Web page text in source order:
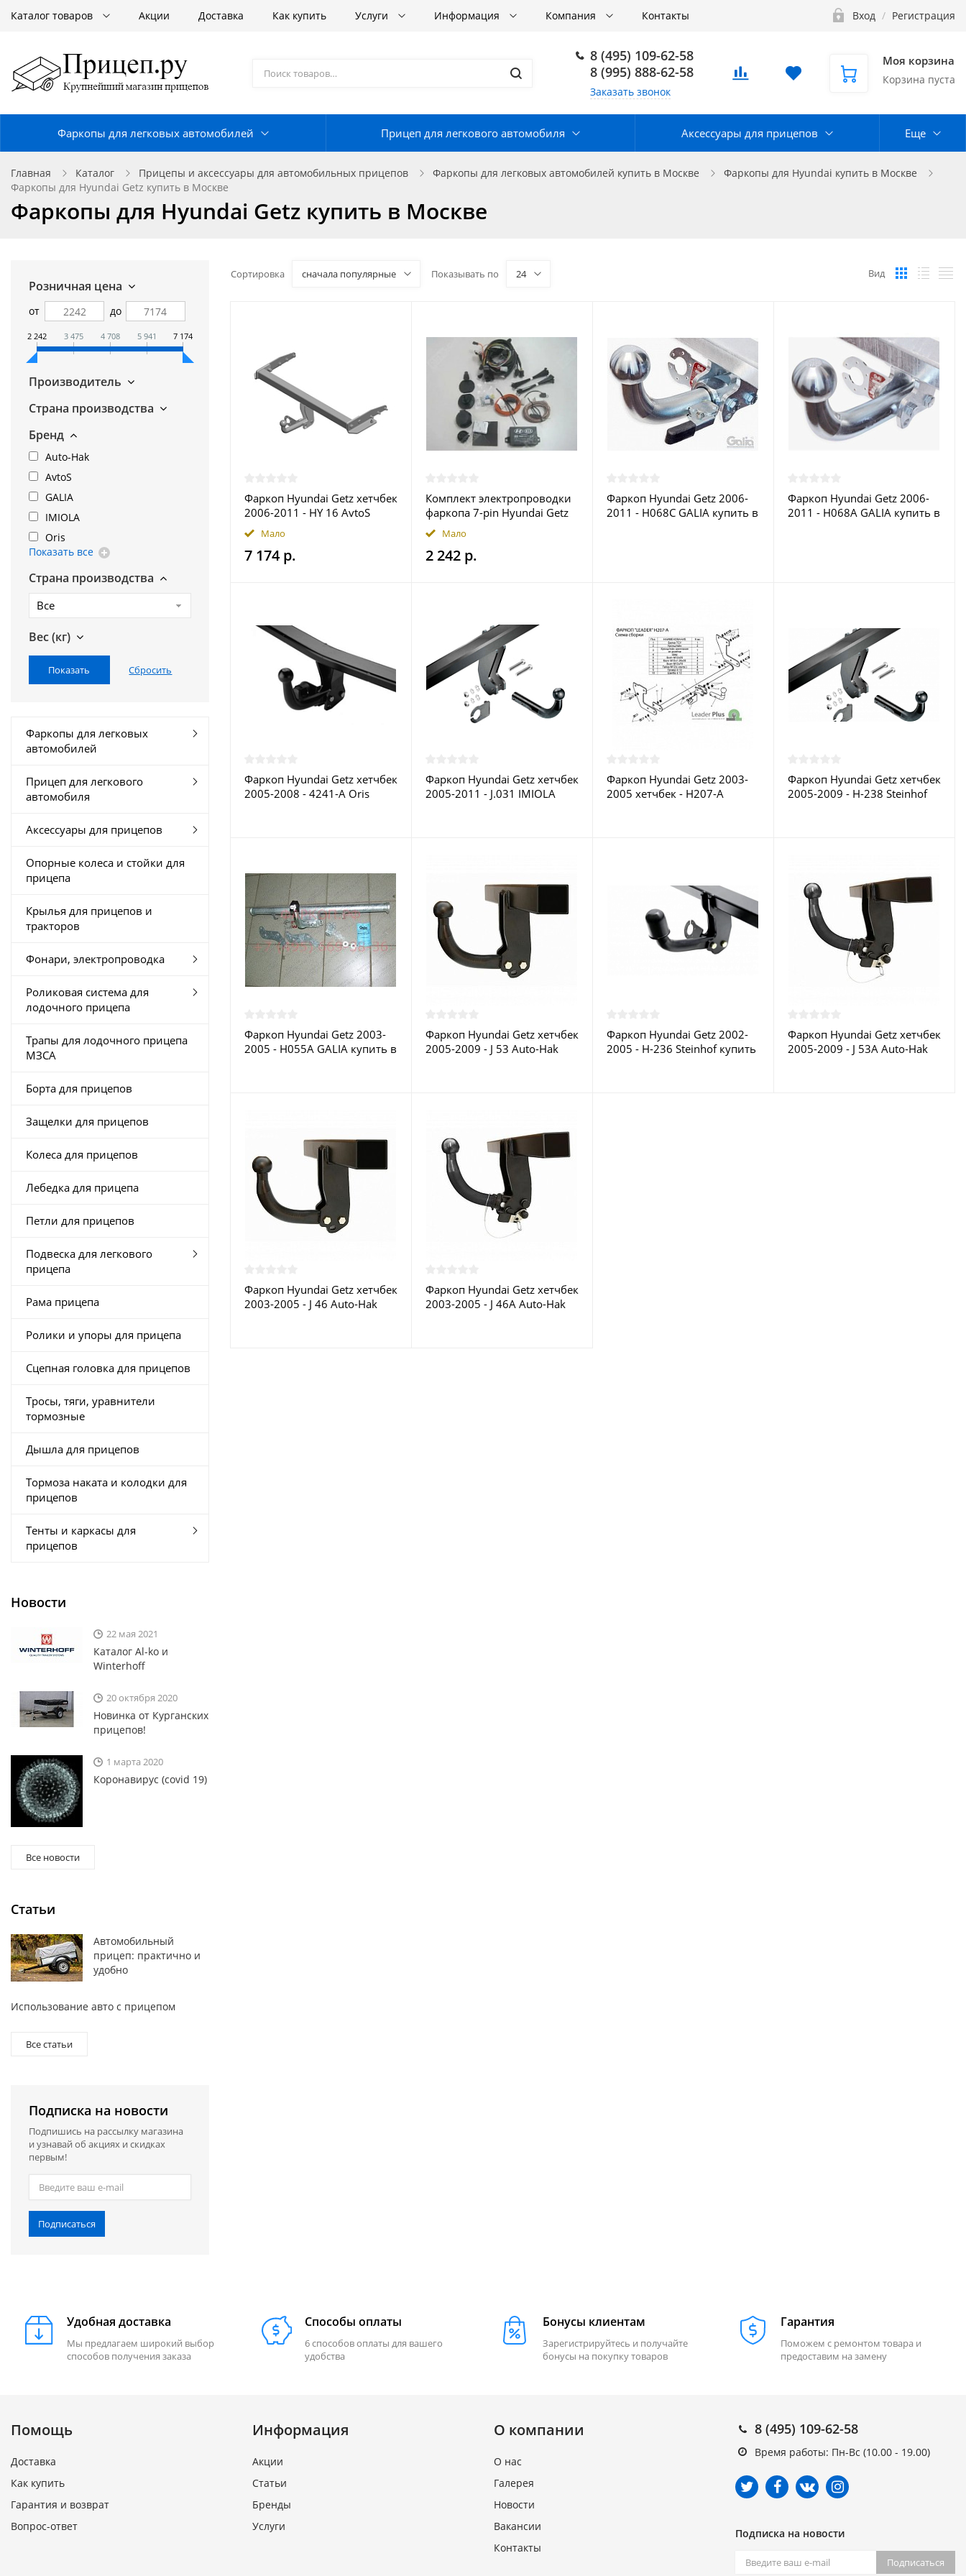
Каталог товаров Акции Доставка Как купить Услуги Информация Компания Контакты Вход / Регистрация
8 (495) 109-62-58
8 (995) 888-62-58
Заказать звонок
Моя корзина
Корзина пуста
Фаркопы для легковых автомобилей Прицеп для легкового автомобиля Аксессуары для прицепов Еще
Главная Каталог Прицепы и аксессуары для автомобильных прицепов Фаркопы для легковых автомобилей купить в Москве
Фаркопы для Hyundai купить в Москве
Фаркопы для Hyundai Getz купить в Москве
Фаркопы для Hyundai Getz купить в Москве
Розничная цена
от до
2 242 3 475 4 708 5 941 7 174
Производитель
Страна производства
Бренд
Auto-Hak
AvtoS
GALIA
IMIOLA
Oris
Показать все
Страна производства
Все
Вес (кг)
Фаркопы для легковых
автомобилей
Прицеп для легкового
автомобиля
Аксессуары для прицепов
Опорные колеса и стойки для
прицепа
Крылья для прицепов и
тракторов
Фонари, электропроводка
Роликовая система для
лодочного прицепа
Трапы для лодочного прицепа
МЗСА
Борта для прицепов
Защелки для прицепов
Колеса для прицепов
Лебедка для прицепа
Петли для прицепов
Подвеска для легкового
прицепа
Рама прицепа
Ролики и упоры для прицепа
Сцепная головка для прицепов
Тросы, тяги, уравнители
тормозные
Дышла для прицепов
Тормоза наката и колодки для
прицепов
Тенты и каркасы для
прицепов
Новости
22 мая 2021
Каталог Al-ko и
Winterhoff
20 октября 2020
Новинка от Курганских
прицепов!
1 марта 2020
Коронавирус (covid 19)
Все новости
Статьи
Автомобильный
прицеп: практично и
удобно
Использование авто с прицепом
Все статьи
Подписка на новости
Подпишись на рассылку магазина
и узнавай об акциях и скидках
первым!
Подписаться
Сортировка сначала популярные Показывать по 24 Вид
Фаркоп Hyundai Getz хетчбек
2006-2011 - HY 16 AvtoS
купить в Москве
Мало
7 174 р.
Комплект электропроводки
фаркопа 7-pin Hyundai Getz
2002-2011 купить в Москве
Мало
2 242 р.
Фаркоп Hyundai Getz 2006-
2011 - H068C GALIA купить в
Фаркоп Hyundai Getz 2006-
2011 - H068A GALIA купить в
Фаркоп Hyundai Getz хетчбек
2005-2008 - 4241-A Oris
Фаркоп Hyundai Getz хетчбек
2005-2011 - J.031 IMIOLA
Фаркоп Hyundai Getz 2003-
2005 хетчбек - H207-A
Фаркоп Hyundai Getz хетчбек
2005-2009 - H-238 Steinhof
Фаркоп Hyundai Getz 2003-
2005 - H055A GALIA купить в
Фаркоп Hyundai Getz хетчбек
2005-2009 - J 53 Auto-Hak
Фаркоп Hyundai Getz 2002-
2005 - H-236 Steinhof купить
Фаркоп Hyundai Getz хетчбек
2005-2009 - J 53A Auto-Hak
Фаркоп Hyundai Getz хетчбек
2003-2005 - J 46 Auto-Hak
Фаркоп Hyundai Getz хетчбек
2003-2005 - J 46A Auto-Hak
Удобная доставка
Мы предлагаем широкий выбор
способов получения заказа
Способы оплаты
6 способов оплаты для вашего
удобства
Бонусы клиентам
Зарегистрируйтесь и получайте
бонусы на покупку товаров
Гарантия
Поможем с ремонтом товара и
предоставим на замену
Помощь
Доставка
Как купить
Гарантия и возврат
Вопрос-ответ
Информация
Акции
Статьи
Бренды
Услуги
О компании
О нас
Галерея
Новости
Вакансии
Контакты
8 (495) 109-62-58
Время работы: Пн-Вс (10.00 - 19.00)
Подписка на новости
Подписаться